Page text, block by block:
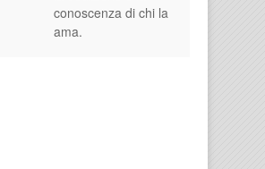
conoscenza di chi la
ama.